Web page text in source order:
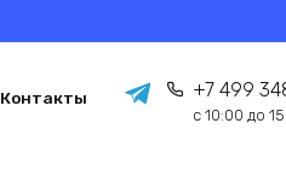
Контакты +7 499
с 10:00 до